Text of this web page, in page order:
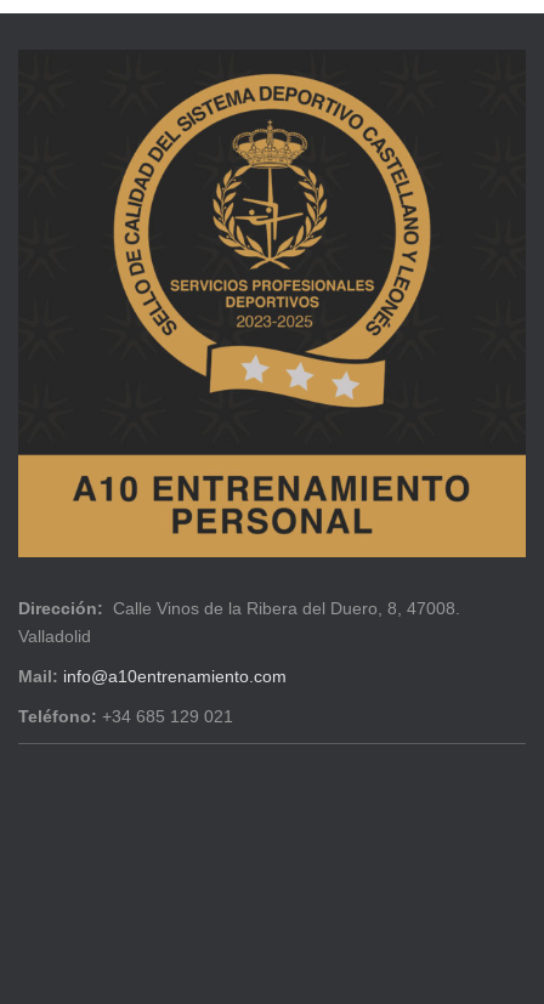
Dirección: Calle Vinos de la Ribera del Duero, 8, 47008.
Valladolid
Mail: info@a10entrenamiento.com
Teléfono: +34 685 129 021